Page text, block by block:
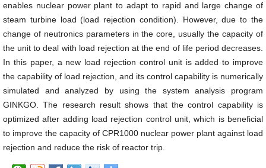
enables nuclear power plant to adapt to rapid and large change of
steam turbine load (load rejection condition). However, due to the
change of neutronics parameters in the core, usually the capacity of
the unit to deal with load rejection at the end of life period decreases.
In this paper, a new load rejection control unit is added to improve
the capability of load rejection, and its control capability is numerically
simulated and analyzed by using the system analysis program
GINKGO. The research result shows that the control capability is
optimized after adding load rejection control unit, which is beneficial
to improve the capacity of CPR1000 nuclear power plant against load
rejection and reduce the risk of reactor trip.